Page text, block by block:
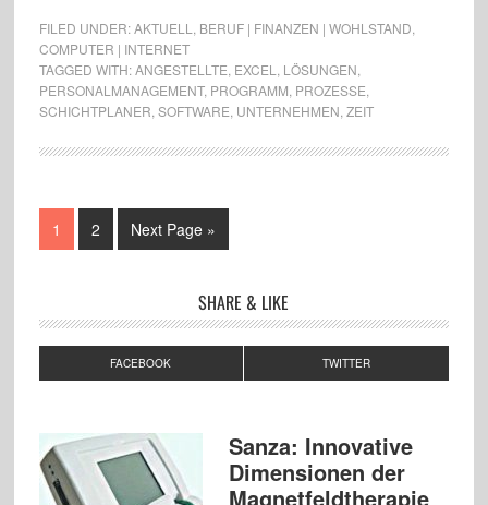
FILED UNDER:AKTUELL BERUF | FINANZEN | WOHLSTAND
COMPUTER | INTERNET
TAGGED WITH:ANGESTELLTE EXCEL LÖSUNGEN
PERSONALMANAGEMENT, PROGRAMM PROZESSE
SCHICHTPLANER SOFTWARE UNTERNEHMEN ZEIT
1 2 Next Page »
SHARE & LIKE
FACEBOOK TWITTER
Sanza: Innovative
Dimensionen der
Magnetfeldtherapie